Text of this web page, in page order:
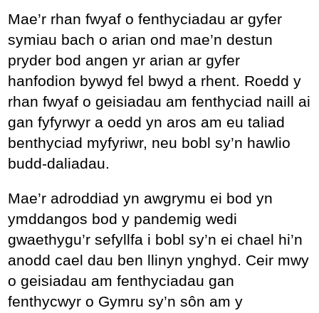
Mae’r rhan fwyaf o fenthyciadau ar gyfer
symiau bach o arian ond mae’n destun
pryder bod angen yr arian ar gyfer
hanfodion bywyd fel bwyd a rhent. Roedd y
rhan fwyaf o geisiadau am fenthyciad naill ai
gan fyfyrwyr a oedd yn aros am eu taliad
benthyciad myfyriwr, neu bobl sy’n hawlio
budd-daliadau.
Mae’r adroddiad yn awgrymu ei bod yn
ymddangos bod y pandemig wedi
gwaethygu’r sefyllfa i bobl sy’n ei chael hi’n
anodd cael dau ben llinyn ynghyd. Ceir mwy
o geisiadau am fenthyciadau gan
fenthycwyr o Gymru sy’n sôn am y